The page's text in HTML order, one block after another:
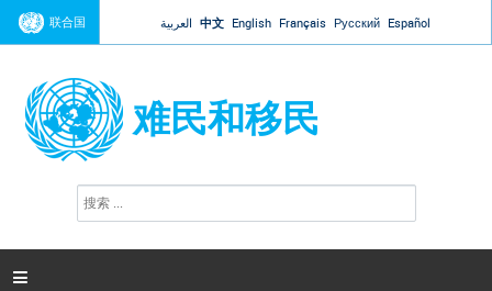
Jump to navigation
联合国 العربية 中文 English Français Русский Español
难民和移民
搜
索
